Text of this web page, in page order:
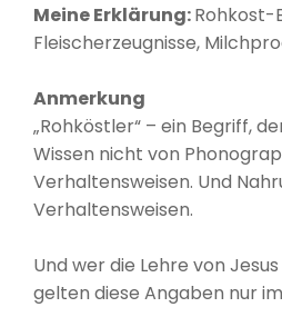
Meine Erklärung:Rohkost-
Fleischerzeugnisse,
Anmerkung
„Rohköstler“ – ein Begriff,
Wissen nicht von
Verhaltensweisen. Und
Verhaltensweisen.
Und wer die Lehre von
gelten diese Angaben nur